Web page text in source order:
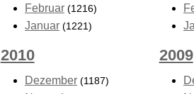
Februar (1216)
Januar (1221)
2010
Dezember (1187)
2009